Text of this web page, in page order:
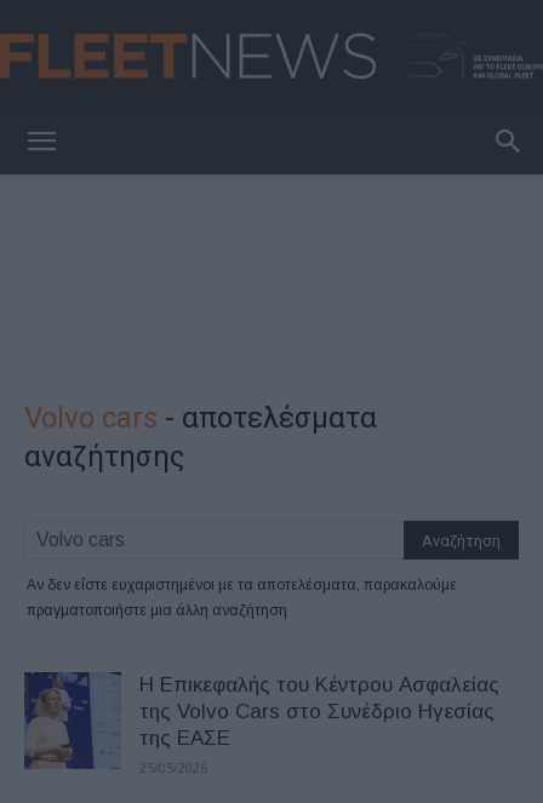
Volvo cars - αποτελέσματα
αναζήτησης
Αν δεν είστε ευχαριστημένοι με τα αποτελέσματα, παρακαλούμε
πραγματοποιήστε μια άλλη αναζήτηση
H Επικεφαλής του Κέντρου Ασφαλείας
της Volvo Cars στο Συνέδριο Ηγεσίας
της ΕΑΣΕ
25/05/2026